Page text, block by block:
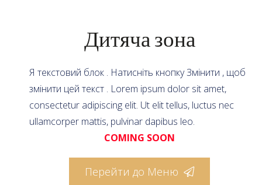
Дитяча зона
Я текстовий блок . Натисніть кнопку Змінити , щоб
змінити цей текст . Lorem ipsum dolor sit amet,
consectetur adipiscing elit. Ut elit tellus, luctus nec
ullamcorper mattis, pulvinar dapibus leo.
COMING SOON
Перейти до Меню